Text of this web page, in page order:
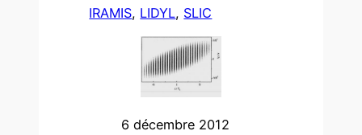
IRAMIS, LIDYL, SLIC
6 décembre 2012